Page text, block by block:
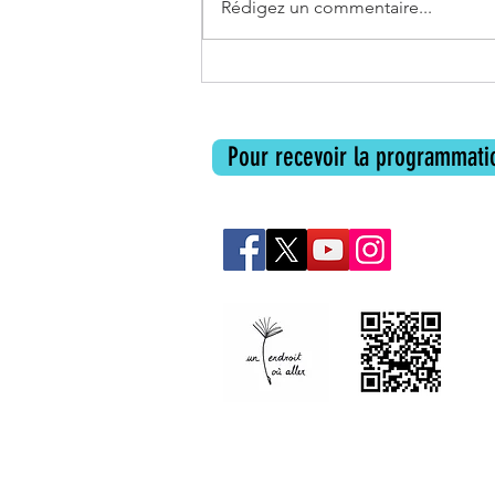
Rédigez un commentaire...
Pour recevoir la